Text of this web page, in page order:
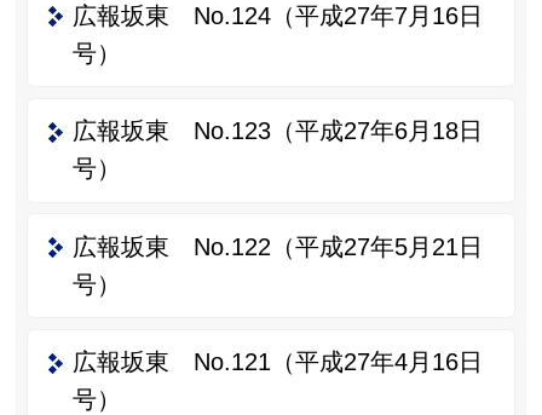
広報坂東 No.124（平成27年7月16日
号）
広報坂東 No.123（平成27年6月18日
号）
広報坂東 No.122（平成27年5月21日
号）
広報坂東 No.121（平成27年4月16日
号）